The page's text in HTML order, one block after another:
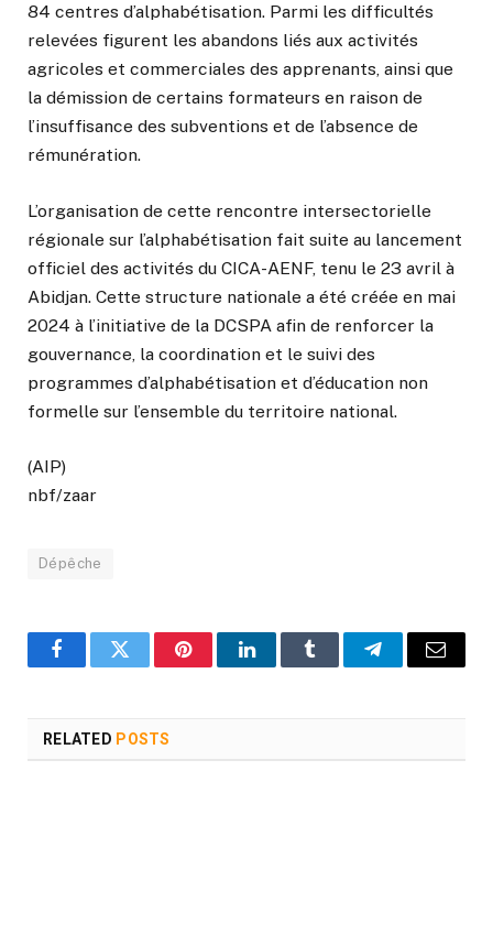
84 centres d’alphabétisation. Parmi les difficultés
relevées figurent les abandons liés aux activités
agricoles et commerciales des apprenants, ainsi que
la démission de certains formateurs en raison de
l’insuffisance des subventions et de l’absence de
rémunération.
L’organisation de cette rencontre intersectorielle
régionale sur l’alphabétisation fait suite au lancement
officiel des activités du CICA-AENF, tenu le 23 avril à
Abidjan. Cette structure nationale a été créée en mai
2024 à l’initiative de la DCSPA afin de renforcer la
gouvernance, la coordination et le suivi des
programmes d’alphabétisation et d’éducation non
formelle sur l’ensemble du territoire national.
(AIP)
nbf/zaar
Dépêche
FacebookTwitter PinterestLinkedInTumblr TelegramEmail
RELATED POSTS